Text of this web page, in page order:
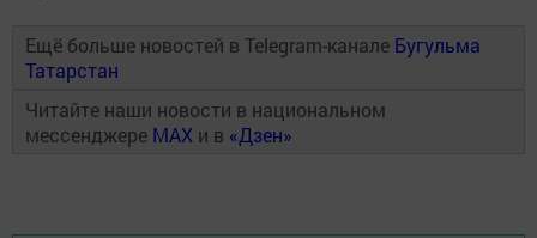
Ещё больше новостей в Telegram-канале Бугульма
Татарстан
Читайте наши новости в национальном
мессенджере MAX и в «Дзен»